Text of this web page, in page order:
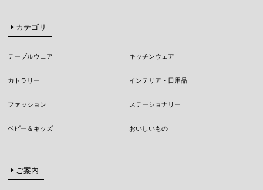
カテゴリ
テーブルウェア キッチンウェア
カトラリー インテリア・日用品
ファッション ステーショナリー
ベビー＆キッズ おいしいもの
ご案内